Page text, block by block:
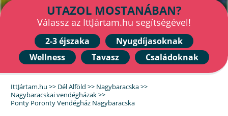
UTAZOL MOSTANÁBAN?
Válassz az IttJártam.hu segítségével!
2-3 éjszaka
Nyugdíjasoknak
Wellness
Tavasz Családoknak
IttJártam.hu >> Dél Alföld >> Nagybaracska>>
Nagybaracskai vendégházak>>
Ponty Poronty Vendégház Nagybaracska